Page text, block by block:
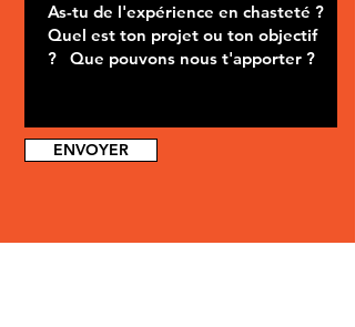
ENVOYER